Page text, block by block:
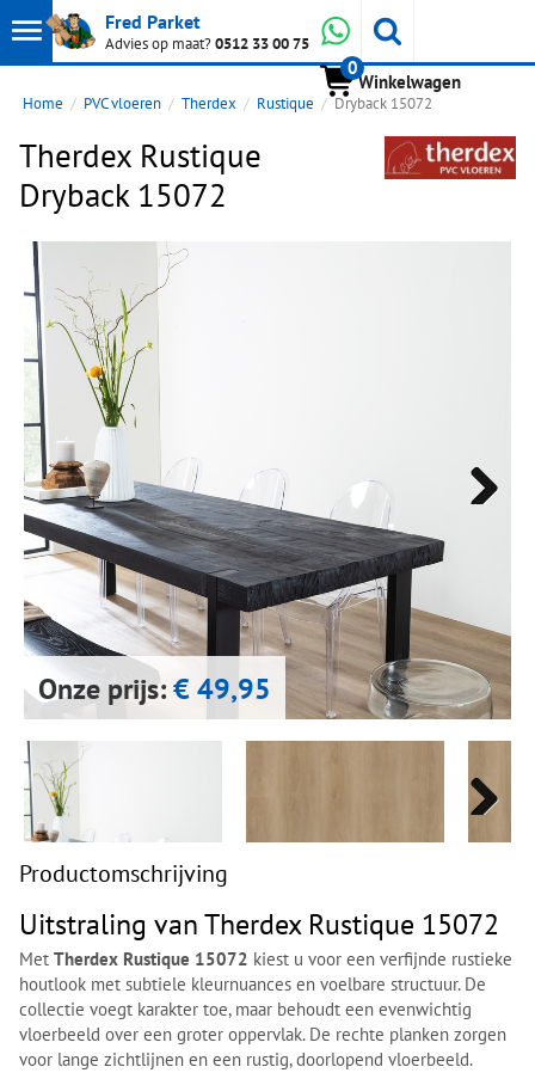
Toon
hoofdmenu
Fred Parket
Advies op maat?0512 33 00 75 Whatsapp
0
Winkelwagen
Home PVC vloeren Therdex Rustique Dryback 15072
Therdex Rustique
Dryback 15072
Onze prijs:€ 49,95
Next
Next
Productomschrijving
Uitstraling van Therdex Rustique 15072
Met Therdex Rustique 15072 kiest u voor een verfijnde rustieke
houtlook met subtiele kleurnuances en voelbare structuur. De
collectie voegt karakter toe, maar behoudt een evenwichtig
vloerbeeld over een groter oppervlak. De rechte planken zorgen
voor lange zichtlijnen en een rustig, doorlopend vloerbeeld.